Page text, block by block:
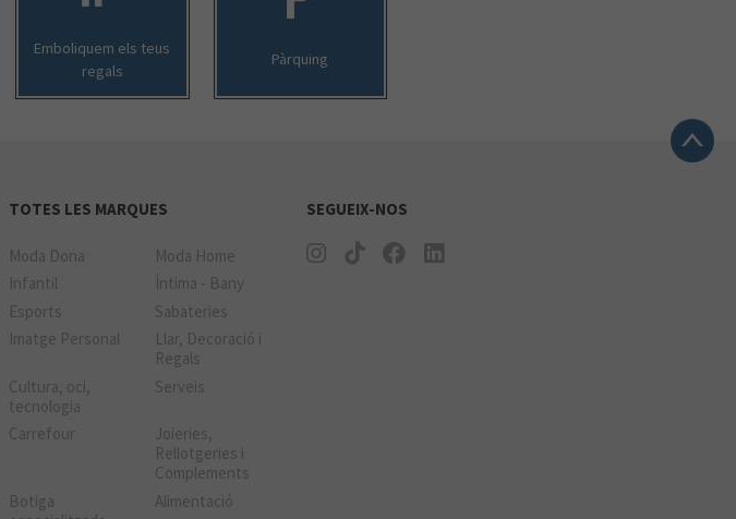
Emboliquem els teus
regals
Pàrquing
TOTES LES MARQUES
Moda Dona
Moda Home
Infantil
Íntima - Bany
Esports
Sabateries
Imatge Personal
Llar, Decoració i
Regals
Cultura, oci,
tecnologia
Serveis
Carrefour
Joieries,
Rellotgeries i
Complements
Botiga
Alimentació
SEGUEIX-NOS